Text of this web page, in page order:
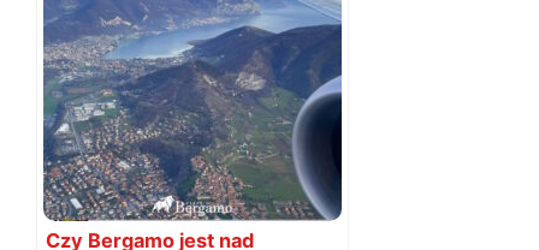
Czy Bergamo jest nad